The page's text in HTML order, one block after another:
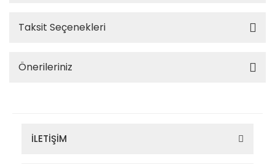
Taksit Seçenekleri
Önerileriniz
İLETİŞİM